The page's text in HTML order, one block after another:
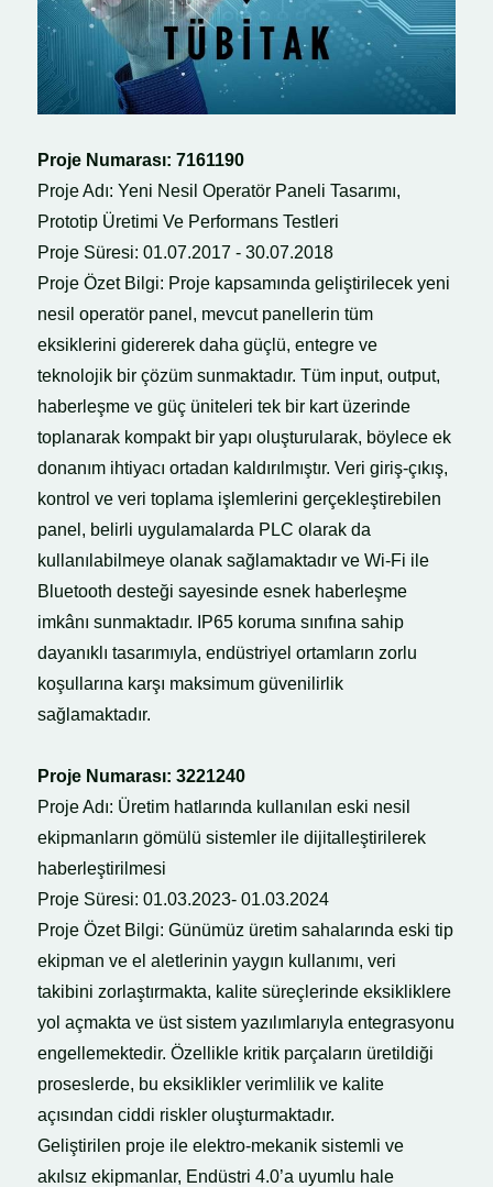
Proje Numarası: 7161190
Proje Adı: Yeni Nesil Operatör Paneli Tasarımı,
Prototip Üretimi Ve Performans Testleri
Proje Süresi: 01.07.2017 - 30.07.2018
Proje Özet Bilgi: Proje kapsamında geliştirilecek yeni
nesil operatör panel, mevcut panellerin tüm
eksiklerini gidererek daha güçlü, entegre ve
teknolojik bir çözüm sunmaktadır. Tüm input, output,
haberleşme ve güç üniteleri tek bir kart üzerinde
toplanarak kompakt bir yapı oluşturularak, böylece ek
donanım ihtiyacı ortadan kaldırılmıştır. Veri giriş-çıkış,
kontrol ve veri toplama işlemlerini gerçekleştirebilen
panel, belirli uygulamalarda PLC olarak da
kullanılabilmeye olanak sağlamaktadır ve Wi-Fi ile
Bluetooth desteği sayesinde esnek haberleşme
imkânı sunmaktadır. IP65 koruma sınıfına sahip
dayanıklı tasarımıyla, endüstriyel ortamların zorlu
koşullarına karşı maksimum güvenilirlik
sağlamaktadır.
Proje Numarası: 3221240
Proje Adı: Üretim hatlarında kullanılan eski nesil
ekipmanların gömülü sistemler ile dijitalleştirilerek
haberleştirilmesi
Proje Süresi: 01.03.2023- 01.03.2024
Proje Özet Bilgi: Günümüz üretim sahalarında eski tip
ekipman ve el aletlerinin yaygın kullanımı, veri
takibini zorlaştırmakta, kalite süreçlerinde eksikliklere
yol açmakta ve üst sistem yazılımlarıyla entegrasyonu
engellemektedir. Özellikle kritik parçaların üretildiği
proseslerde, bu eksiklikler verimlilik ve kalite
açısından ciddi riskler oluşturmaktadır.
Geliştirilen proje ile elektro-mekanik sistemli ve
akılsız ekipmanlar, Endüstri 4.0’a uyumlu hale